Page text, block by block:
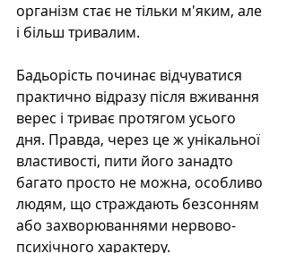
організм стає не тільки м'яким, але
і більш тривалим.
Бадьорість починає відчуватися
практично відразу після вживання
верес і триває протягом усього
дня. Правда, через це ж унікальної
властивості, пити його занадто
багато просто не можна, особливо
людям, що страждають безсонням
або захворюваннями нервово-
психічного характеру.